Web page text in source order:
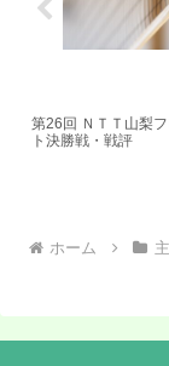
第26回 ＮＴＴ山梨
ト決勝戦・戦評
ホーム